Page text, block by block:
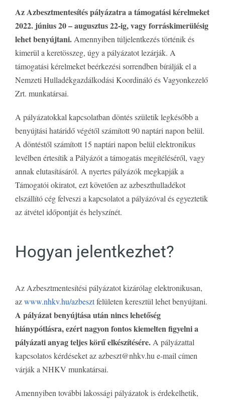
Az Azbesztmentesítés pályázatra a támogatási kérelmeket
2022. június 20 – augusztus 22-ig, vagy forráskimerülésig
lehet benyújtani. Amennyiben túljelentkezés történik és
kimerül a keretösszeg, úgy a pályázatot lezárják. A
támogatási kérelmeket beérkezési sorrendben bírálják el a
Nemzeti Hulladékgazdálkodási Koordináló és Vagyonkezelő
Zrt. munkatársai.
A pályázatokkal kapcsolatban döntés születik legkésőbb a
benyújtási határidő végétől számított 90 naptári napon belül.
A döntéstől számított 15 naptári napon belül elektronikus
levélben értesítik a Pályázót a támogatás megítéléséről, vagy
annak elutasításáról. A nyertes pályázók megkapják a
Támogatói okiratot, ezt követően az azbeszthulladékot
elszállító cég felveszi a kapcsolatot a pályázóval és egyeztetik
az átvétel időpontját és helyszínét.
Hogyan jelentkezhet?
Az Azbesztmentesítési pályázatot kizárólag elektronikusan,
azwww.nhkv.hu/azbesztfelületen keresztül lehet benyújtani.
A pályázat benyújtása után nincs lehetőség
hiánypótlásra, ezért nagyon fontos kiemelten figyelni a
pályázati anyag teljes körű elkészítésére. A pályázattal
kapcsolatos kérdéseket az azbeszt@nhkv.hu e-mail címen
várják a NHKV munkatársai.
Amennyiben további lakossági pályázatok is érdekelhetik,